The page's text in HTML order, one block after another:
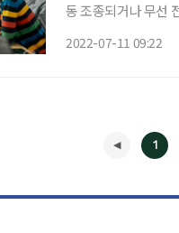
동 조종되거나 무선
2022-07-11 09:22
1